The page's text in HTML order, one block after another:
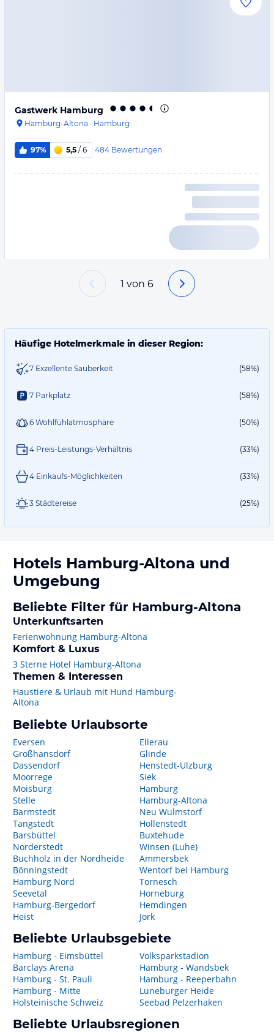
Gastwerk Hamburg
Hamburg-Altona · Hamburg
97% 5,5 / 6 484 Bewertungen
1 von 6
Häufige Hotelmerkmale in dieser Region:
7 Exzellente Sauberkeit (58%)
7 Parkplatz (58%)
6 Wohlfühlatmosphäre (50%)
4 Preis-Leistungs-Verhältnis (33%)
4 Einkaufs-Möglichkeiten (33%)
3 Städtereise (25%)
Hotels Hamburg-Altona und
Umgebung
Beliebte Filter für Hamburg-Altona
Unterkunftsarten
Ferienwohnung Hamburg-Altona
Komfort & Luxus
3 Sterne Hotel Hamburg-Altona
Themen & Interessen
Haustiere & Urlaub mit Hund Hamburg-
Altona
Beliebte Urlaubsorte
Eversen
Großhansdorf
Dassendorf
Moorrege
Moisburg
Stelle
Barmstedt
Tangstedt
Barsbüttel
Norderstedt
Buchholz in der Nordheide
Bönningstedt
Hamburg Nord
Seevetal
Hamburg-Bergedorf
Heist
Ellerau
Glinde
Henstedt-Ulzburg
Siek
Hamburg
Hamburg-Altona
Neu Wulmstorf
Hollenstedt
Buxtehude
Winsen (Luhe)
Ammersbek
Wentorf bei Hamburg
Tornesch
Horneburg
Hemdingen
Jork
Beliebte Urlaubsgebiete
Hamburg - Eimsbüttel
Barclays Arena
Hamburg - St. Pauli
Hamburg - Mitte
Holsteinische Schweiz
Volksparkstadion
Hamburg - Wandsbek
Hamburg - Reeperbahn
Lüneburger Heide
Seebad Pelzerhaken
Beliebte Urlaubsregionen